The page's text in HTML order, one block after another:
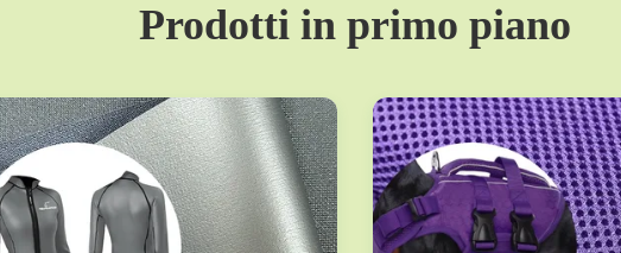
Prodotti in primo piano